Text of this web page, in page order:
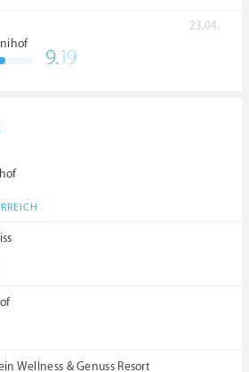
23.04.
9.19
Wellness & Genuss Resort